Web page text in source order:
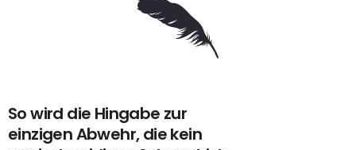
So wird die Hingabe zur
einzigen Abwehr, die kein